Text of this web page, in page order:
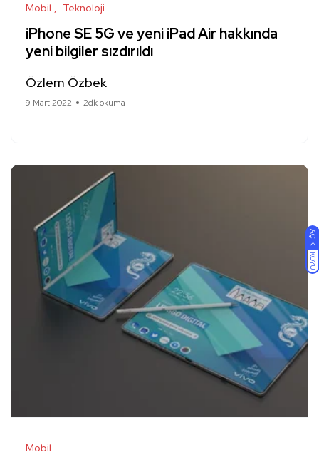
AÇIK
KOYU
Mobil Teknoloji
iPhone SE 5G ve yeni iPad Air hakkında
yeni bilgiler sızdırıldı
Özlem Özbek
9 Mart 2022 2dk okuma
Mobil